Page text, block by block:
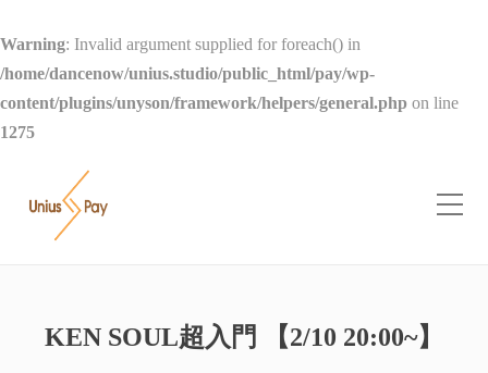
Warning: Invalid argument supplied for foreach() in
/home/dancenow/unius.studio/public_html/pay/wp-
content/plugins/unyson/framework/helpers/general.php on line
1275
KEN SOUL超入門 【2/10 20:00~】